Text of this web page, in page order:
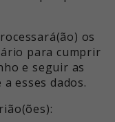
os
para cumprir
e seguir as
esses dados.